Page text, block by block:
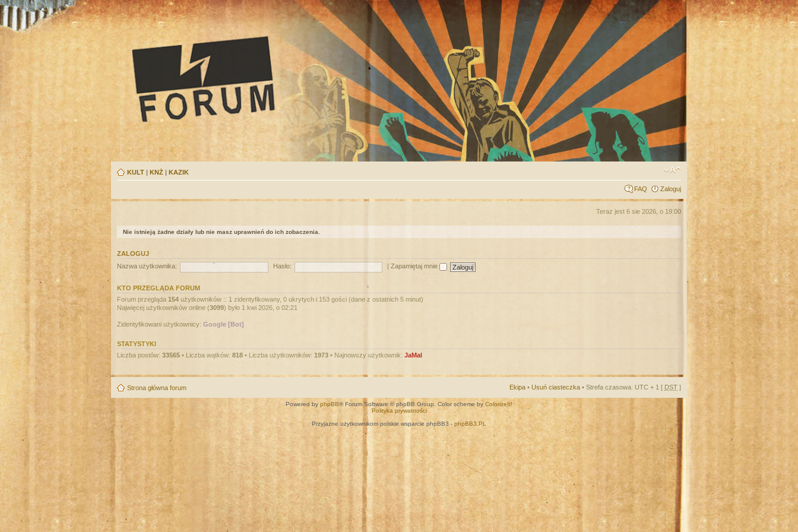
KULT | KNŻ | KAZIK
FAQ Zaloguj
Teraz jest 6 sie 2026, o 19:00
Nie istnieją żadne działy lub nie masz uprawnień do ich zobaczenia.
ZALOGUJ
Nazwa użytkownika:
Hasło: Zapamiętaj mnie
KTO PRZEGLĄDA FORUM
Forum przegląda 154 użytkowników :: 1 zidentyfikowany, 0 ukrytych i 153 gości (dane z ostatnich 5 minut)
Najwięcej użytkowników online (3099) było 1 kwi 2026, o 02:21
Zidentyfikowani użytkownicy: Google [Bot]
STATYSTYKI
Liczba postów: 33565 • Liczba wątków: 818 • Liczba użytkowników: 1973 • Najnowszy użytkownik: JaMal
Strona główna forum Ekipa • Usuń ciasteczka • Strefa czasowa: UTC + 1 [ DST ]
Powered by phpBB® Forum Software © phpBB Group. Color scheme by ColorizeIt!
Polityka prywatności
Przyjazne użytkownikom polskie wsparcie phpBB3 - phpBB3.PL